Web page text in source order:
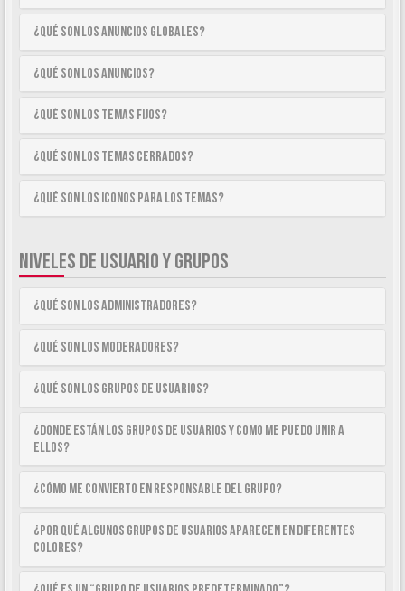
¿Qué son los anuncios globales?
¿Qué son los anuncios?
¿Qué son los temas fijos?
¿Qué son los temas cerrados?
¿Qué son los iconos para los temas?
NIVELES DE USUARIO Y GRUPOS
¿Qué son los Administradores?
¿Qué son los Moderadores?
¿Qué son los Grupos de Usuarios?
¿Donde están los Grupos de Usuarios y como me puedo unir a
ellos?
¿Cómo me convierto en Responsable del Grupo?
¿Por qué algunos Grupos de Usuarios aparecen en diferentes
colores?